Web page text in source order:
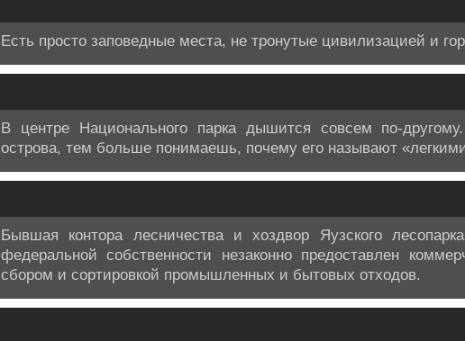
Есть просто заповедные места, не тронутые цивилизацией и
В центре Национального парка дышится совсем по-
острова, тем больше понимаешь, почему его называют
Бывшая контора лесничества и хоздвор Яузского
федеральной собственности незаконно предоставлен
сбором и сортировкой промышленных и бытовых отходов.